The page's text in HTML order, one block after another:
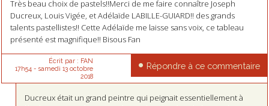
Très beau choix de pastels!!Merci de me faire connaître Joseph
Ducreux, Louis Vigée, et Adélaïde LABILLE-GUIARD!! des grands
talents pastellistes!! Cette Adélaïde me laisse sans voix, ce tableau
présenté est magnifique!! Bisous Fan
Écrit par : FAN
17h54 - samedi 13 octobre
2018
Répondre à ce commentaire
Ducreux était un grand peintre qui peignait essentiellement à